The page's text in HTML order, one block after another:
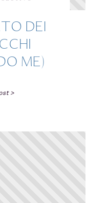
DEI
ME)
>